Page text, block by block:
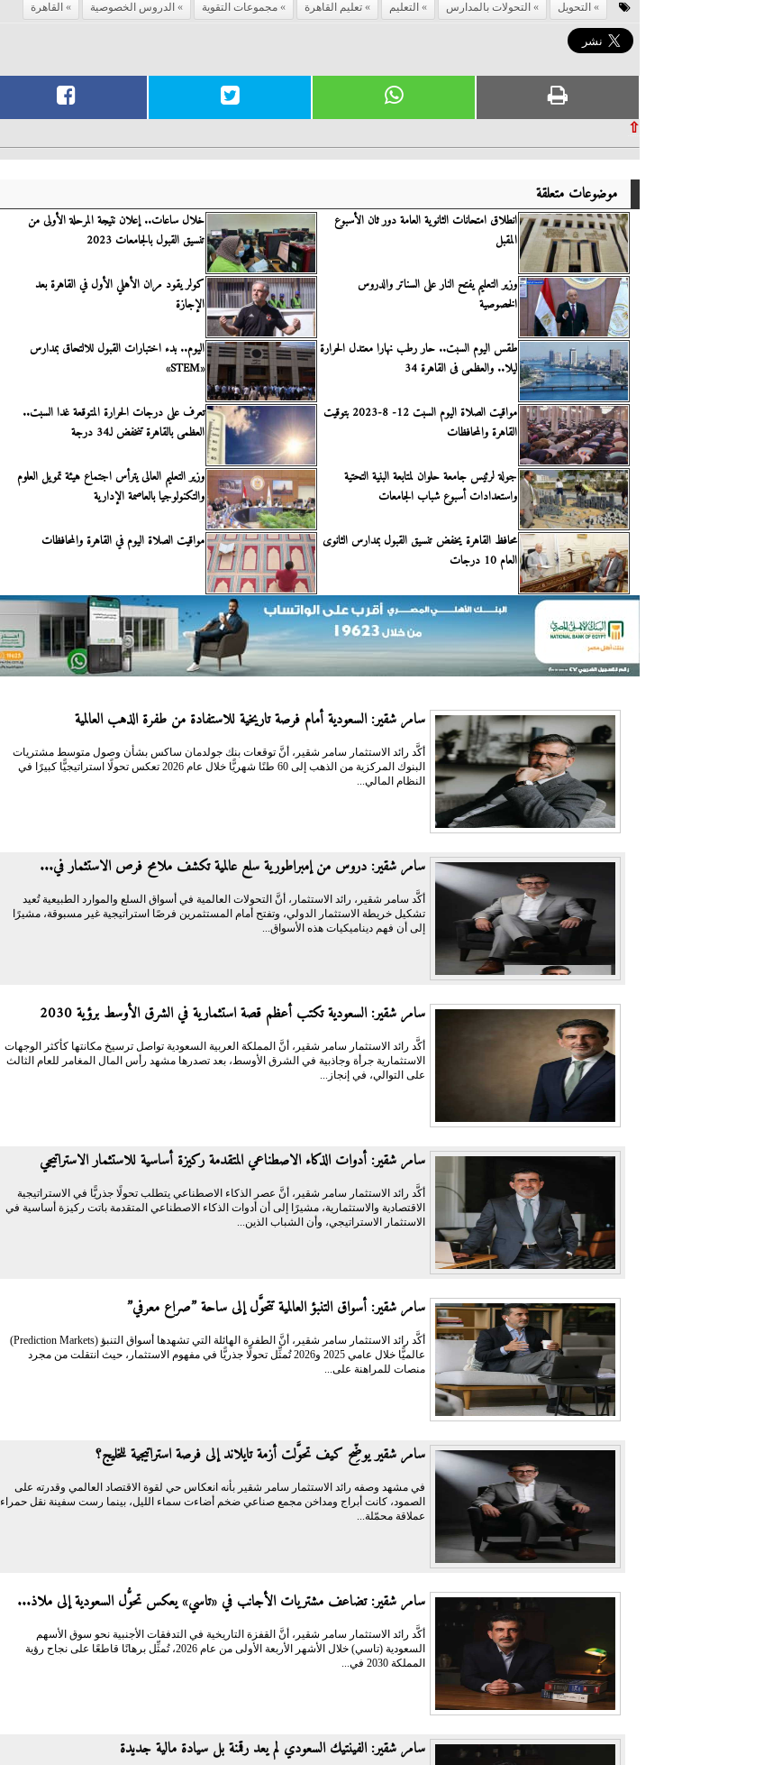
التحويل التحولات بالمدارس التعليم تعليم القاهرة مجموعات التقوية الدروس الخصوصية القاهرة
⇧
موضوعات متعلقة
انطلاق امتحانات الثانوية العامة دور ثان الأسبوع
المقبل
خلال ساعات.. إعلان نتيجة المرحلة الأولى من
تنسيق القبول بالجامعات 2023
وزير التعليم يفتح النار على السناتر والدروس
الخصوصية
كولر يقود مران الأهلي الأول في القاهرة بعد
الإجازة
طقس اليوم السبت.. حار رطب نهارا معتدل الحرارة
ليلا.. والعظمى فى القاهرة 34
اليوم.. بدء اختبارات القبول للالتحاق بمدارس
«STEM»
مواقيت الصلاة اليوم السبت 12- 8-2023 بتوقيت
القاهرة والمحافظات
تعرف على درجات الحرارة المتوقعة غدا السبت..
العظمى بالقاهرة تنخفض لـ34 درجة
جولة لرئيس جامعة حلوان لمتابعة البنية التحتية
واستعدادات أسبوع شباب الجامعات
وزير التعليم العالى يترأس اجتماع هيئة تمويل العلوم
والتكنولوجيا بالعاصمة الإدارية
محافظ القاهرة يخفض تنسيق القبول بمدارس الثانوى
العام 10 درجات
مواقيت الصلاة اليوم في القاهرة والمحافظات
سامر شقير: السعودية أمام فرصة تاريخية للاستفادة من طفرة الذهب العالمية
أكَّد رائد الاستثمار سامر شقير، أنَّ توقعات بنك جولدمان ساكس بشأن وصول متوسط مشتريات
البنوك المركزية من الذهب إلى 60 طنًا شهريًّا خلال عام 2026 تعكس تحولًا استراتيجيًّا كبيرًا في
النظام المالي...
سامر شقير: دروس من إمبراطورية سلع عالمية تكشف ملامح فرص الاستثمار في...
أكَّد سامر شقير، رائد الاستثمار، أنَّ التحولات العالمية في أسواق السلع والموارد الطبيعية تُعيد
تشكيل خريطة الاستثمار الدولي، وتفتح أمام المستثمرين فرصًا استراتيجية غير مسبوقة، مشيرًا
إلى أن فهم ديناميكيات هذه الأسواق...
سامر شقير: السعودية تكتب أعظم قصة استثمارية في الشرق الأوسط برؤية 2030
أكَّد رائد الاستثمار سامر شقير، أنَّ المملكة العربية السعودية تواصل ترسيخ مكانتها كأكثر الوجهات
الاستثمارية جرأة وجاذبية في الشرق الأوسط، بعد تصدرها مشهد رأس المال المغامر للعام الثالث
على التوالي، في إنجاز...
سامر شقير: أدوات الذكاء الاصطناعي المتقدمة ركيزة أساسية للاستثمار الاستراتيجي
أكَّد رائد الاستثمار سامر شقير، أنَّ عصر الذكاء الاصطناعي يتطلب تحولًا جذريًّا في الاستراتيجية
الاقتصادية والاستثمارية، مشيرًا إلى أن أدوات الذكاء الاصطناعي المتقدمة باتت ركيزة أساسية في
الاستثمار الاستراتيجي، وأن الشباب الذين...
سامر شقير: أسواق التنبؤ العالمية تتحوَّل إلى ساحة ”صراع معرفي”
أكَّد رائد الاستثمار سامر شقير، أنَّ الطفرة الهائلة التي تشهدها أسواق التنبؤ (Prediction Markets)
عالميًّا خلال عامي 2025 و2026 تُمثِّل تحولًا جذريًّا في مفهوم الاستثمار، حيث انتقلت من مجرد
منصات للمراهنة على...
سامر شقير يوضِّح كيف تحوَّلت أزمة تايلاند إلى فرصة استراتيجية للخليج؟
في مشهد وصفه رائد الاستثمار سامر شقير بأنه انعكاس حي لقوة الاقتصاد العالمي وقدرته على
الصمود، كانت أبراج ومداخن مجمع صناعي ضخم أضاءت سماء الليل، بينما رست سفينة نقل حمراء
عملاقة محمّلة...
سامر شقير: تضاعف مشتريات الأجانب في «تاسي» يعكس تحوُّل السعودية إلى ملاذ...
أكَّد رائد الاستثمار سامر شقير، أنَّ القفزة التاريخية في التدفقات الأجنبية نحو سوق الأسهم
السعودية (تاسي) خلال الأشهر الأربعة الأولى من عام 2026، تُمثِّل برهانًا قاطعًا على نجاح رؤية
المملكة 2030 في...
سامر شقير: الفينتيك السعودي لم يعد رقمنة بل سيادة مالية جديدة